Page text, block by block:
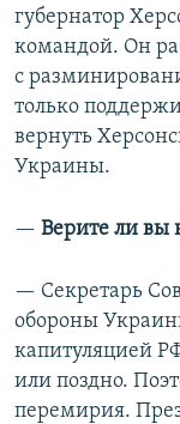
губернатор
командой. Он
с
только
вернуть
Украины.
—​ Верите ли вы
— Секретарь
обороны
капитуляцией
или поздно.
перемирия.